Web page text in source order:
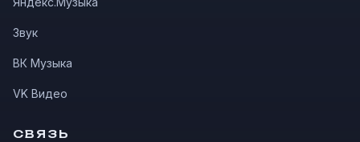
Звук
ВК Музыка
VK Видео
СВЯЗЬ